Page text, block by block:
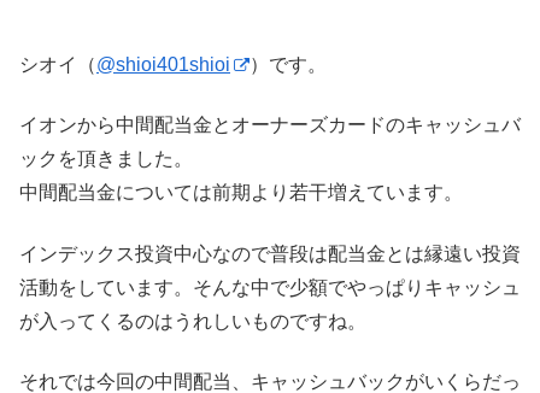
シオイ（@shioi401shioi ）です。
イオンから中間配当金とオーナーズカードのキャッシュバ
ックを頂きました。
中間配当金については前期より若干増えています。
インデックス投資中心なので普段は配当金とは縁遠い投資
活動をしています。そんな中で少額でやっぱりキャッシュ
が入ってくるのはうれしいものですね。
それでは今回の中間配当、キャッシュバックがいくらだっ